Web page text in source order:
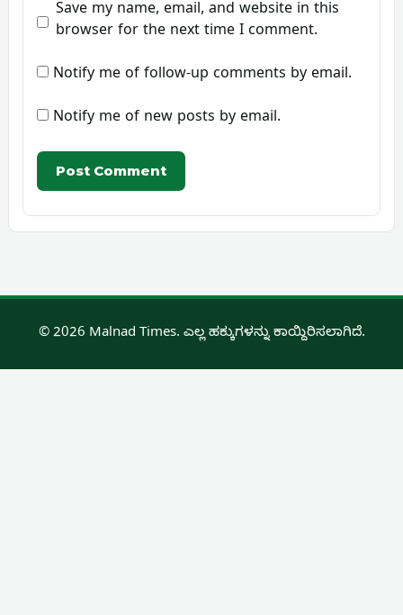
Save my name, email, and website in this
browser for the next time I comment.
Notify me of follow-up comments by email.
Notify me of new posts by email.
© 2026 Malnad Times. ಎಲ್ಲ ಹಕ್ಕುಗಳನ್ನು ಕಾಯ್ದಿರಿಸಲಾಗಿದೆ.